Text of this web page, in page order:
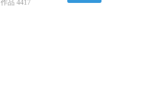
作品 4417